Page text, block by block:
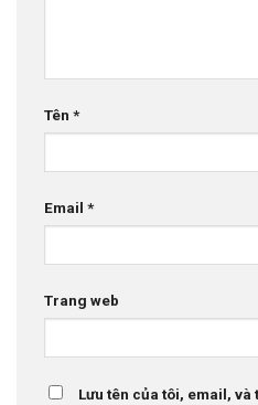
Tên *
Email *
Trang web
Lưu tên của tôi, email,